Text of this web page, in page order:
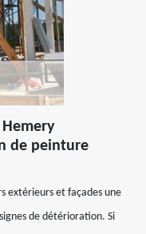
de peinture
extérieurs et façades une
de détérioration. Si